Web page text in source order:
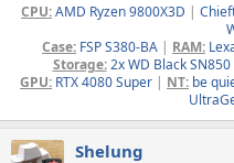
CPU:AMD Ryzen 9800X3D |
Case: FSP S380-BA | RAM:
Storage: 2x WD Black SN850
GPU: RTX 4080 Super | NT: be
Shelung